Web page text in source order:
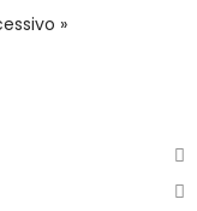
»